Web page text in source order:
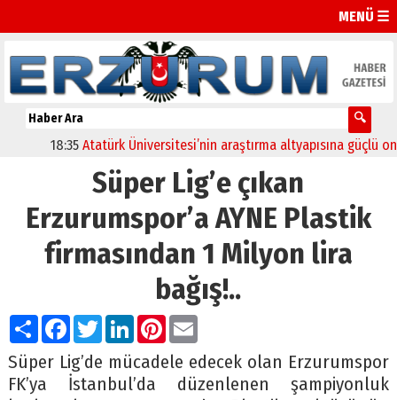
MENÜ ☰
Atatürk Üniversitesi’nin araştırma altyapısına güçlü onay
Süper Lig’e çıkan
Erzurumspor’a AYNE Plastik
firmasından 1 Milyon lira
bağış!..
PaylaşFacebook
TwitterLinkedIn
Pinterest
Email
Süper Lig’de mücadele edecek olan Erzurumspor
FK’ya İstanbul’da düzenlenen şampiyonluk